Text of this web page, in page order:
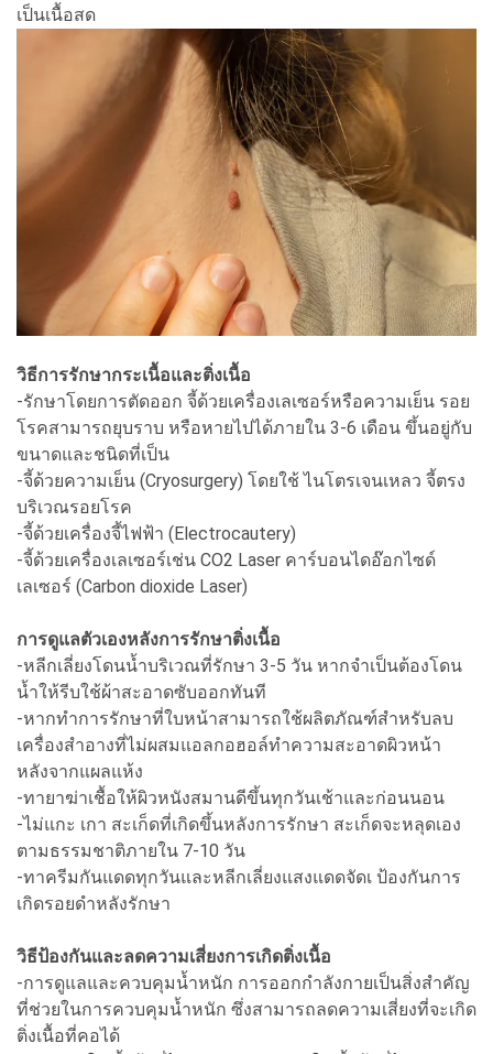
เป็นเนื้อสด
วิธีการรักษากระเนื้อและติ่งเนื้อ
-รักษาโดยการตัดออก จี้ด้วยเครื่องเลเซอร์หรือความเย็น รอย
โรคสามารถยุบราบ หรือหายไปได้ภายใน 3-6 เดือน ขึ้นอยู่กับ
ขนาดและชนิดที่เป็น
-จี้ด้วยความเย็น (Cryosurgery) โดยใช้ ไนโตรเจนเหลว จี้ตรง
บริเวณรอยโรค
-จี้ด้วยเครื่องจี้ไฟฟ้า (Electrocautery)
-จี้ด้วยเครื่องเลเซอร์เช่น CO2 Laser คาร์บอนไดอ๊อกไซด์
เลเซอร์ (Carbon dioxide Laser)
การดูแลตัวเองหลังการรักษาติ่งเนื้อ
-หลีกเลี่ยงโดนน้ำบริเวณที่รักษา 3-5 วัน หากจำเป็นต้องโดน
น้ำให้รีบใช้ผ้าสะอาดซับออกทันที
-หากทำการรักษาที่ใบหน้าสามารถใช้ผลิตภัณฑ์สำหรับลบ
เครื่องสำอางที่ไม่ผสมแอลกอฮอล์ทำความสะอาดผิวหน้า
หลังจากแผลแห้ง
-ทายาฆ่าเชื้อให้ผิวหนังสมานดีขึ้นทุกวันเช้าและก่อนนอน
-ไม่แกะ เกา สะเก็ดที่เกิดขึ้นหลังการรักษา สะเก็ดจะหลุดเอง
ตามธรรมชาติภายใน 7-10 วัน
-ทาครีมกันแดดทุกวันและหลีกเลี่ยงแสงแดดจัดเ ป้องกันการ
เกิดรอยดำหลังรักษา
วิธีป้องกันและลดความเสี่ยงการเกิดติ่งเนื้อ
-การดูแลและควบคุมน้ำหนัก การออกกำลังกายเป็นสิ่งสำคัญ
ที่ช่วยในการควบคุมน้ำหนัก ซึ่งสามารถลดความเสี่ยงที่จะเกิด
ติ่งเนื้อที่คอได้